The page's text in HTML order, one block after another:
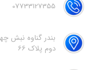
07733127355
بندر گناوه نبش
دوم پلاک 66